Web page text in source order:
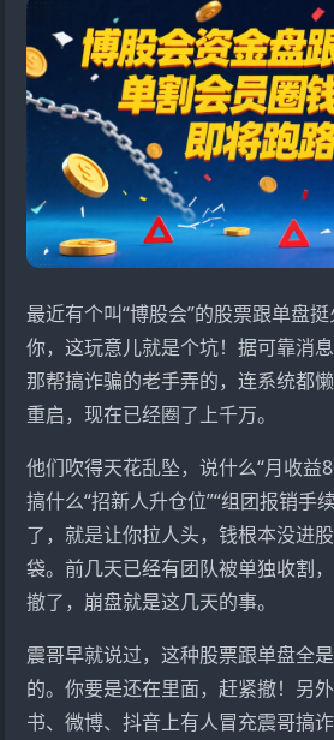
最近有个叫“博股会”的股票跟单盘
你，这玩意儿就是个坑！据可靠消
那帮搞诈骗的老手弄的，连系统都
重启，现在已经圈了上千万。
他们吹得天花乱坠，说什么“月收益
搞什么“招新人升仓位”“组团报销手
了，就是让你拉人头，钱根本没进
袋。前几天已经有团队被单独收割
撤了，崩盘就是这几天的事。
震哥早就说过，这种股票跟单盘全
的。你要是还在里面，赶紧撤！另
书、微博、抖音上有人冒充震哥搞